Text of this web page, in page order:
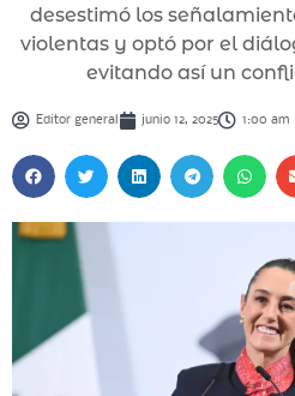
desestimó los
violentas y optó por el
evitando así un
Editor general junio 12, 2025 1:00 am